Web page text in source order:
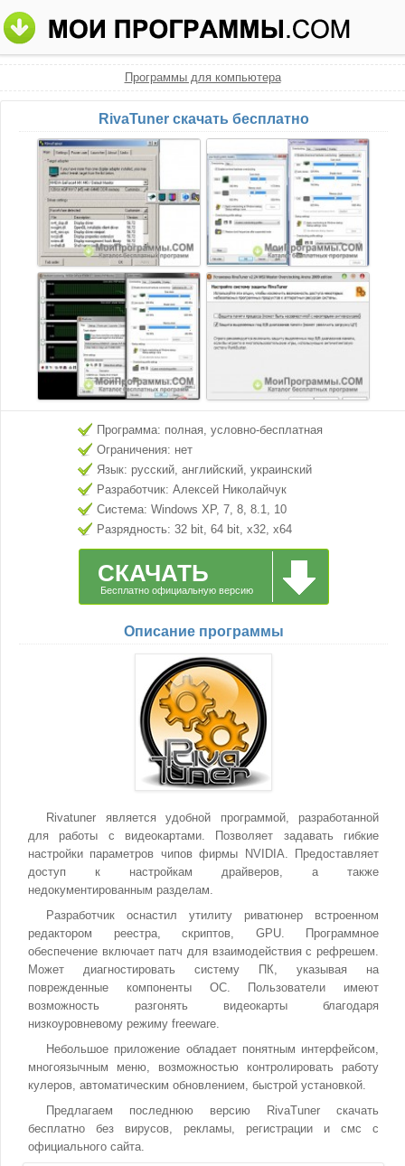
Программы для компьютера
RivaTuner скачать бесплатно
Программа: полная, условно-бесплатная
Ограничения: нет
Язык: русский, английский, украинский
Разработчик: Алексей Николайчук
Система: Windows XP, 7, 8, 8.1, 10
Разрядность: 32 bit, 64 bit, x32, x64
СКАЧАТЬ
Бесплатно официальную версию
Описание программы
Rivatuner является удобной программой, разработанной
для работы с видеокартами. Позволяет задавать гибкие
настройки параметров чипов фирмы NVIDIA. Предоставляет
доступ к настройкам драйверов, а также
недокументированным разделам.
Разработчик оснастил утилиту риватюнер встроенном
редактором реестра, скриптов, GPU. Программное
обеспечение включает патч для взаимодействия с рефрешем.
Может диагностировать систему ПК, указывая на
поврежденные компоненты ОС. Пользователи имеют
возможность разгонять видеокарты благодаря
низкоуровневому режиму freeware.
Небольшое приложение обладает понятным интерфейсом,
многоязычным меню, возможностью контролировать работу
кулеров, автоматическим обновлением, быстрой установкой.
Предлагаем последнюю версию RivaTuner скачать
бесплатно без вирусов, рекламы, регистрации и смс с
официального сайта.